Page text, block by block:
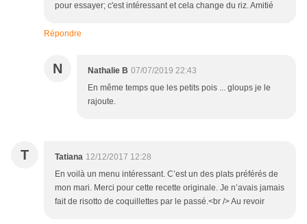
pour essayer; c'est intéressant et cela change du riz. Amitié
Répondre
N Nathalie B 07/07/2019 22:43
En même temps que les petits pois ... gloups je le
rajoute.
T Tatiana 12/12/2017 12:28
En voilà un menu intéressant. C’est un des plats préférés de
mon mari. Merci pour cette recette originale. Je n’avais jamais
fait de risotto de coquillettes par le passé.<br /> Au revoir